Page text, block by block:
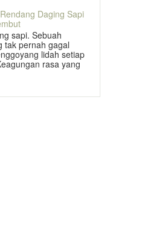
Daging Sapi
sapi. Sebuah
tak pernah gagal
lidah setiap
rasa yang